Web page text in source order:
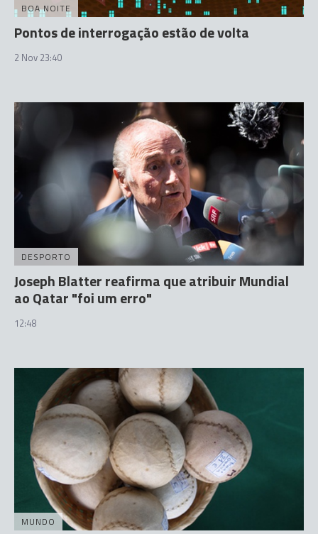
BOA NOITE
Pontos de interrogação estão de volta
2 Nov 23:40
DESPORTO
Joseph Blatter reafirma que atribuir Mundial
ao Qatar "foi um erro"
12:48
MUNDO